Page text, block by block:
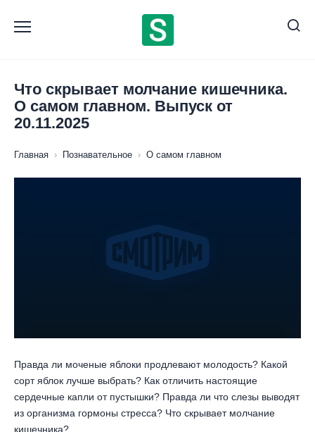
содержанию
Что скрывает молчание кишечника.
О самом главном. Выпуск от
20.11.2025
Главная › Познавательное › О самом главном
Правда ли моченые яблоки продлевают молодость? Какой
сорт яблок лучше выбрать? Как отличить настоящие
сердечные капли от пустышки? Правда ли что слезы выводят
из организма гормоны стресса? Что скрывает молчание
кишечника?